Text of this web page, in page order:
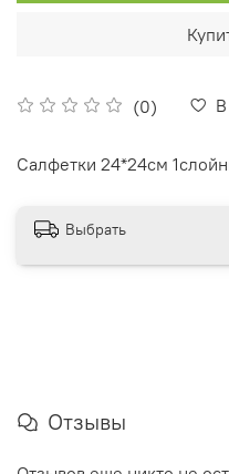
(0)
Салфетки 24*24см
Выбрать
Отзывы